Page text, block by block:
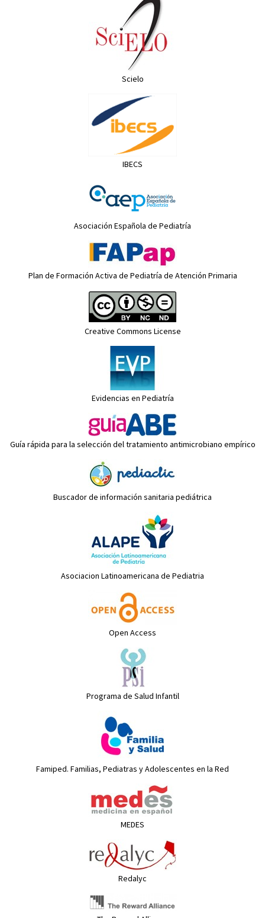
Scielo
IBECS
Asociación Española de Pediatría
Plan de Formación Activa de Pediatría de Atención Primaria
Creative Commons License
Evidencias en Pediatría
Guía rápida para la selección del tratamiento antimicrobiano empírico
Buscador de información sanitaria pediátrica
Asociacion Latinoamericana de Pediatria
Open Access
Programa de Salud Infantil
Famiped. Familias, Pediatras y Adolescentes en la Red
MEDES
Redalyc